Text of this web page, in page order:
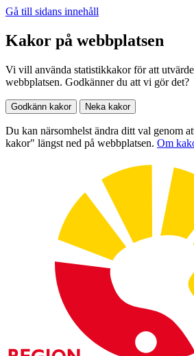
Gå till sidans innehåll
Kakor på webbplatsen
Vi vill använda statistikkakor för att
webbplatsen. Godkänner du att vi gör det?
Godkänn kakor Neka kakor
Du kan närsomhelst ändra ditt val genom
kakor" längst ned på webbplatsen. Om